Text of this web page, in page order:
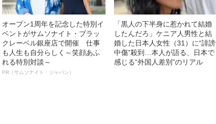
オープン1周年を記念した特別イ
ベントがサムソナイト・ブラッ
クレーベル銀座店で開催 仕事
も人生も自分らしく～笑顔あふ
れる特別対談～
PR（サムソナイト・ジャパン）
「黒人の下半身に惹かれて結婚
したんだろ」ケニア人男性と結
婚した日本人女性（31）に“誹謗
中傷”殺到…本人が語る、日本で
感じる“外国人差別”のリアル